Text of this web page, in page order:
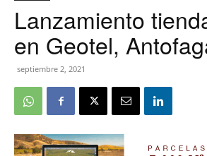
Lanzamiento
en Geotel,
septiembre 2, 2021